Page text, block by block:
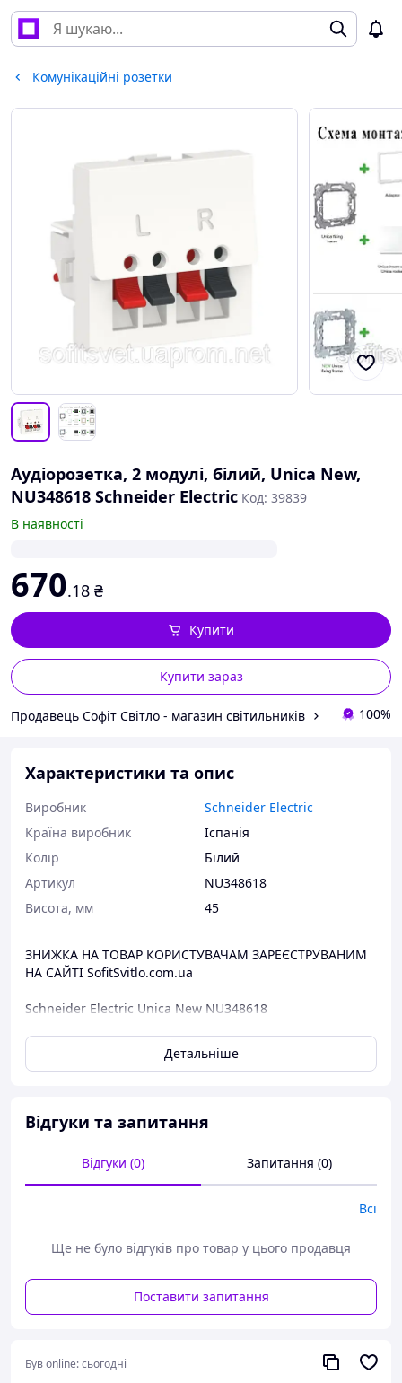
Комунікаційні розетки
Аудіорозетка, 2 модулі, білий, Unica New,
NU348618 Schneider Electric Код: 39839
В наявності
670.18 ₴
Купити зараз
Купити
Продавець Софіт Світло - магазин світильників 100%
Характеристики та опис
Виробник
Schneider Electric
Країна виробник
Іспанія
Колір
Білий
Артикул
NU348618
Висота, мм
45
ЗНИЖКА НА ТОВАР КОРИСТУВАЧАМ ЗАРЕЄСТРУВАНИМ
НА САЙТІ SofitSvitlo.com.ua
Schneider Electric Unica New NU348618
Основні характеристики:
Комплектація виробу: Механізм
Кількість модулів: 2 модулі
режим фіксації: Засувка
матеріал: Термопластик АБС, стійкий до УФ-
Ширина: 45 мм
Висота: 45 мм
Вага: 0,034 кг
Робоча температура: 5…45 °C
3. Рамка 1-5 постів.
Детальніше
Відгуки та запитання
Відгуки (0) Запитання (0)
Всі
Ще не було відгуків про товар у цього продавця
Поставити запитання
Був online:сьогодні